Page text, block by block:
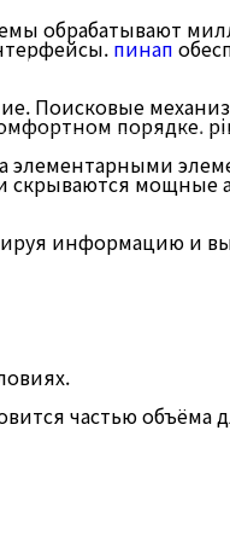
업분야 고
обрабатывают
пинап
Поисковые
порядке.
элементарными
мощные
информацию и
частью объёма